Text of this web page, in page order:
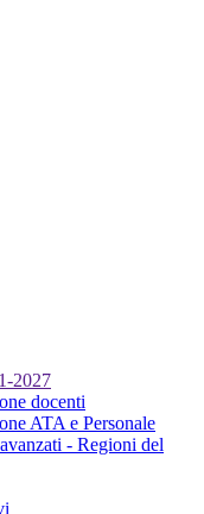
2027
docenti
ATA e Personale
- Regioni del